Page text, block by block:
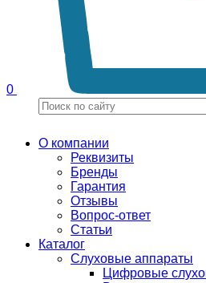
0
О компании
Реквизиты
Бренды
Гарантия
Отзывы
Вопрос-ответ
Статьи
Каталог
Слуховые аппараты
Цифровые